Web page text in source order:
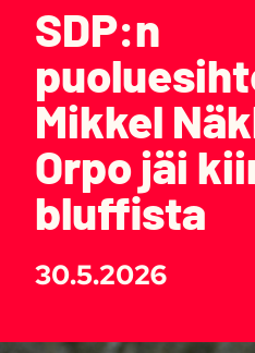
SDP:n
Mikkel
Orpo jäi
bluffista
30.5.2026